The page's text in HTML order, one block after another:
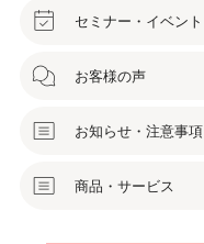
セミナー・イベント
お客様の声
お知らせ・注意事項
商品・サービス